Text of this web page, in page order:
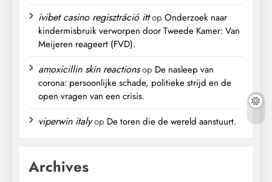
ivibet casino regisztráció ittop Onderzoek naar
kindermisbruik verworpen door Tweede Kamer: Van
Meijeren reageert (FVD).
amoxicillin skin reactionsop De nasleep van
corona: persoonlijke schade, politieke strijd en de
open vragen van een crisis.
viperwin italyop De toren die de wereld aanstuurt.
Archives